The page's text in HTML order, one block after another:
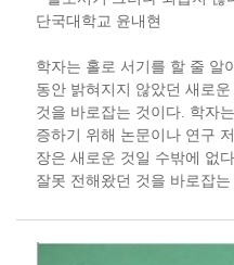
단국대학교 윤내현
학자는 홀로 서기를 할 줄 알
동안 밝혀지지 않았던 새로
것을 바로잡는 것이다. 학자
증하기 위해 논문이나 연구
장은 새로운 것일 수밖에 없
잘못 전해왔던 것을 바로잡